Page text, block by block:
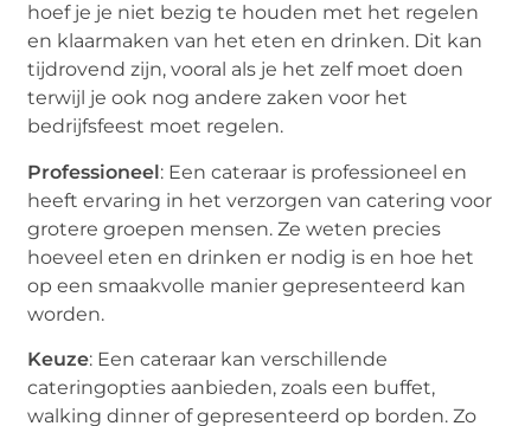
hoef je je niet bezig te houden met het regelen
en klaarmaken van het eten en drinken. Dit kan
tijdrovend zijn, vooral als je het zelf moet doen
terwijl je ook nog andere zaken voor het
bedrijfsfeest moet regelen.
Professioneel: Een cateraar is professioneel en
heeft ervaring in het verzorgen van catering voor
grotere groepen mensen. Ze weten precies
hoeveel eten en drinken er nodig is en hoe het
op een smaakvolle manier gepresenteerd kan
worden.
Keuze: Een cateraar kan verschillende
cateringopties aanbieden, zoals een buffet,
walking dinner of gepresenteerd op borden. Zo